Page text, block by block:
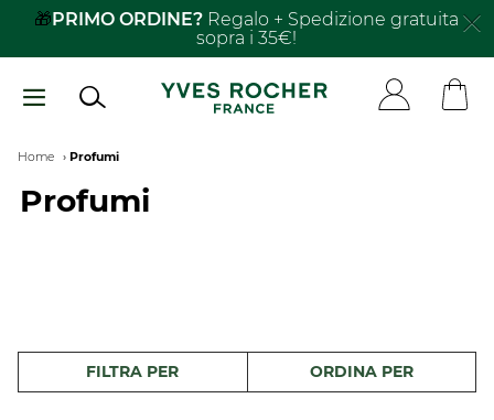
Salta
principale
🎁PRIMO ORDINE? Regalo + Spedizione gratuita
sopra i 35€!
Breadcrumb
Home Profumi
Profumi
FILTRA PER ORDINA PER